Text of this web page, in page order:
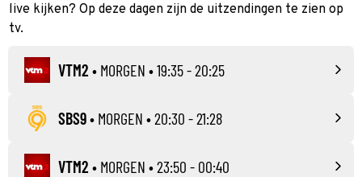
live kijken? Op deze dagen zijn de uitzendingen te zien op
tv.
VTM2 • MORGEN • 19:35 - 20:25
SBS9• MORGEN • 20:30 - 21:28
VTM2 • MORGEN • 23:50 - 00:40